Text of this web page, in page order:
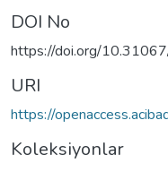
DOI No
https://doi.org/
URI
https://
Koleksiyonlar